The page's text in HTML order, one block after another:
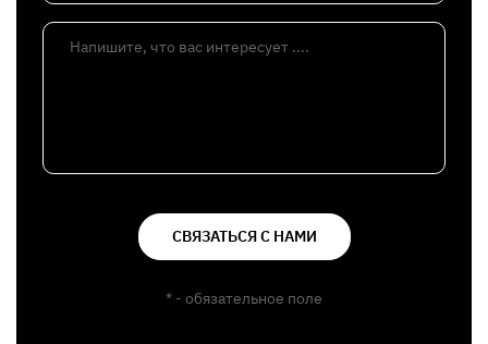
Напишите, что вас интересует ....
СВЯЗАТЬСЯ С НАМИ
* - обязательное поле